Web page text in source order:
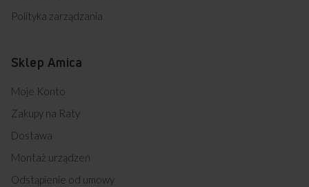
Polityka zarządzania
Sklep Amica
Moje Konto
Zakupy na Raty
Dostawa
Montaż urządzeń
Odstąpienie od umowy